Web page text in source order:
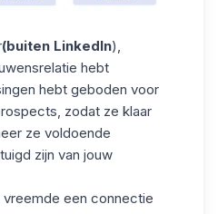
(buiten LinkedIn),
hebt
hebt geboden voor
zodat ze klaar
ze voldoende
zijn van jouw
een connectie